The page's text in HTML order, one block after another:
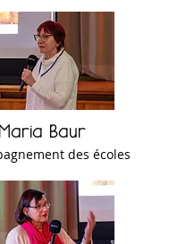
Maria Baur
des écoles